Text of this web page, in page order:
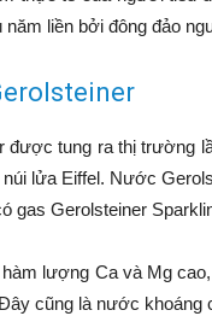
liền bởi đông đảo
được tung ra thị trường
lửa Eiffel. Nước
gas Gerolsteiner
lượng Ca và Mg
cũng là nước khoáng